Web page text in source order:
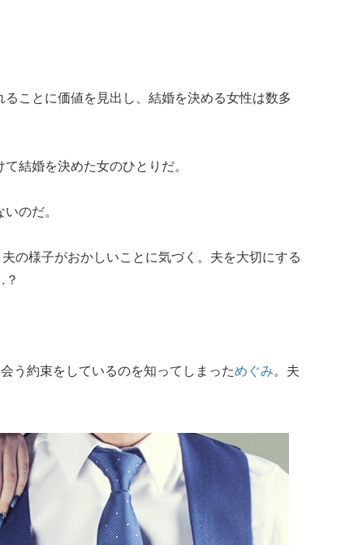
ことに価値を見出し、結婚を決める女性は数多
結婚を決めた女のひとりだ。
のだ。
の様子がおかしいことに気づく。夫を大切にする
う約束をしているのを知ってしまっためぐみ。夫